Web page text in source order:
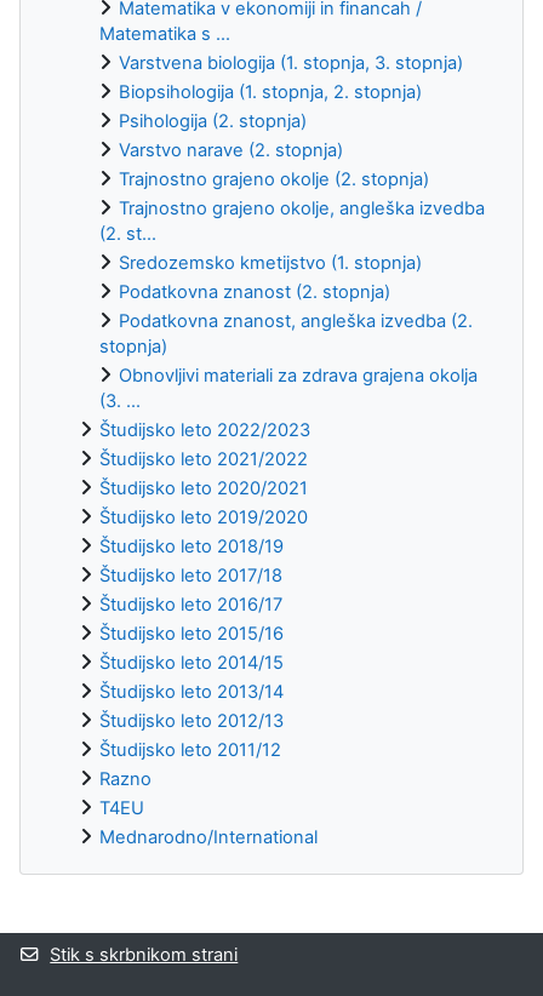
Matematika v ekonomiji in financah /
Matematika s ...
Varstvena biologija (1. stopnja, 3. stopnja)
Biopsihologija (1. stopnja, 2. stopnja)
Psihologija (2. stopnja)
Varstvo narave (2. stopnja)
Trajnostno grajeno okolje (2. stopnja)
Trajnostno grajeno okolje, angleška izvedba
(2. st...
Sredozemsko kmetijstvo (1. stopnja)
Podatkovna znanost (2. stopnja)
Podatkovna znanost, angleška izvedba (2.
stopnja)
Obnovljivi materiali za zdrava grajena okolja
(3. ...
Študijsko leto 2022/2023
Študijsko leto 2021/2022
Študijsko leto 2020/2021
Študijsko leto 2019/2020
Študijsko leto 2018/19
Študijsko leto 2017/18
Študijsko leto 2016/17
Študijsko leto 2015/16
Študijsko leto 2014/15
Študijsko leto 2013/14
Študijsko leto 2012/13
Študijsko leto 2011/12
Razno
T4EU
Mednarodno/International
Supplementary blocks
Stik s skrbnikom strani